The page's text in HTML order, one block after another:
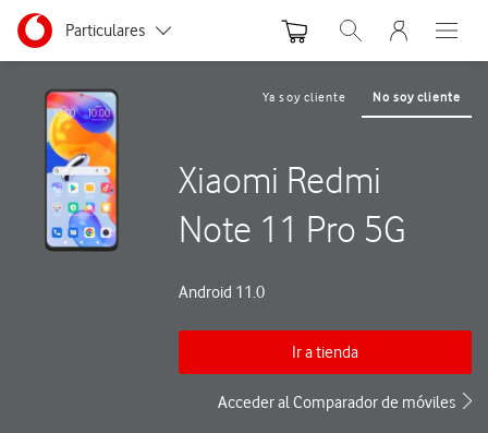
Ir a la pagina principal de vodafone.es
Menu navegación Segmento
Particulares
Autónomos
Pymes
Grandes empresas
y AA.PP.
Abrir buscador. Abre
Abre
Ya soy cliente No soy cliente
Xiaomi Redmi
Note 11 Pro 5G
Android 11.0
Ir a tienda
Acceder al Comparador de móviles